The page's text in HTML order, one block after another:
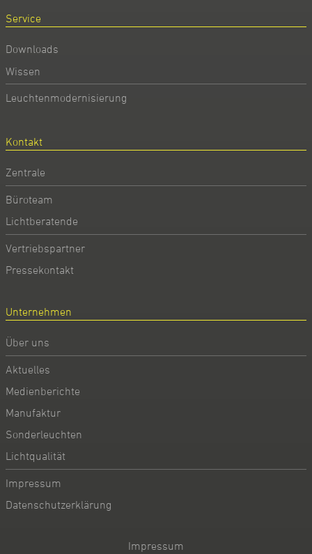
Service
Downloads
Wissen
Leuchtenmodernisierung
Kontakt
Zentrale
Büroteam
Lichtberatende
Vertriebspartner
Pressekontakt
Unternehmen
Über uns
Aktuelles
Medienberichte
Manufaktur
Sonderleuchten
Lichtqualität
Impressum
Datenschutzerklärung
Impressum